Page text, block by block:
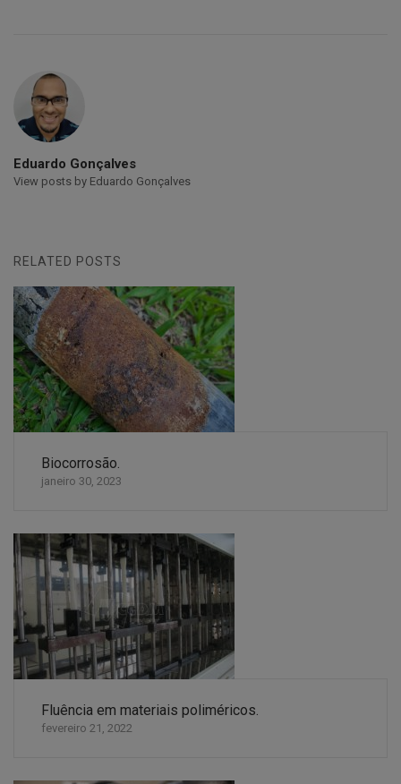
Eduardo Gonçalves
View posts by Eduardo Gonçalves
RELATED POSTS
Biocorrosão.
janeiro 30, 2023
Fluência em materiais poliméricos.
fevereiro 21, 2022